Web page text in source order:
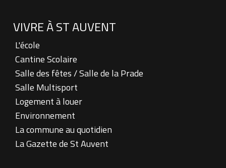
VIVRE À ST AUVENT
L'école
Cantine Scolaire
Salle des fêtes / Salle de la Prade
Salle Multisport
Logement à louer
Environnement
La commune au quotidien
La Gazette de St Auvent